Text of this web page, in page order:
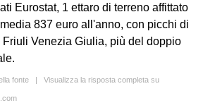
Eurostat, 1 ettaro di terreno affittato
837 euro all'anno, con picchi di
Venezia Giulia, più del doppio
fonte | Visualizza la risposta completa su